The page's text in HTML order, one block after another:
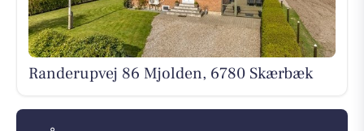
Randerupvej 86 Mjolden, 6780 Skærbæk